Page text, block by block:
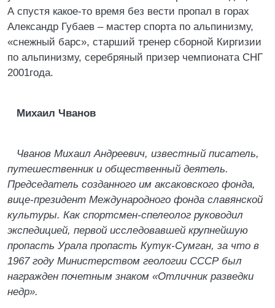
А спустя какое-то время без вести пропал в горах
Александр Губаев – мастер спорта по альпинизму,
«снежный барс», старший тренер сборной Киргизии
по альпинизму, серебряный призер чемпионата СНГ
2001года.
Михаил Чванов
Чванов Михаил Андреевич, известный писатель,
путешественник и общественный деятель.
Председатель созданного им аксаковского фонда,
вице-президент Международного фонда славянской
культуры. Как спортсмен-спелеолог руководил
экспедицией, первой исследовавшей крупнейшую
пропасть Урала пропасть Кутук-Сумган, за что в
1967 году Министерством геологии СССР был
награжден почетным знаком «Отличник разведки
недр».